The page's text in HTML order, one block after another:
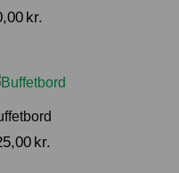
kr.
kr.